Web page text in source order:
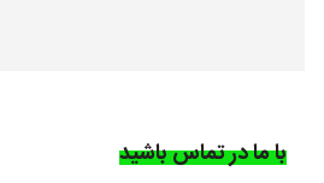
با ما در تماس باشید